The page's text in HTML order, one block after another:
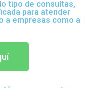
tipo de consultas,
para atender
a empresas como a